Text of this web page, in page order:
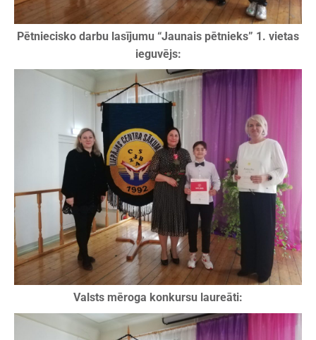
Pētniecisko darbu lasījumu “Jaunais pētnieks” 1. vietas
ieguvējs:
Valsts mēroga konkursu laureāti: